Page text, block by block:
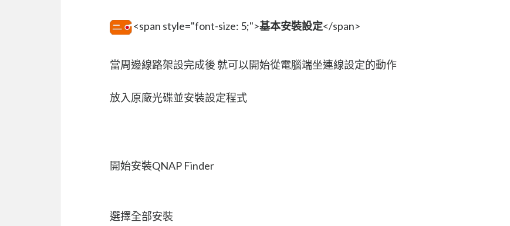
<span style="font-size: 5;">基本安裝設定</span>
當周邊線路架設完成後 就可以開始從電腦端坐連線設定的動作
放入原廠光碟並安裝設定程式
開始安裝QNAP Finder
選擇全部安裝